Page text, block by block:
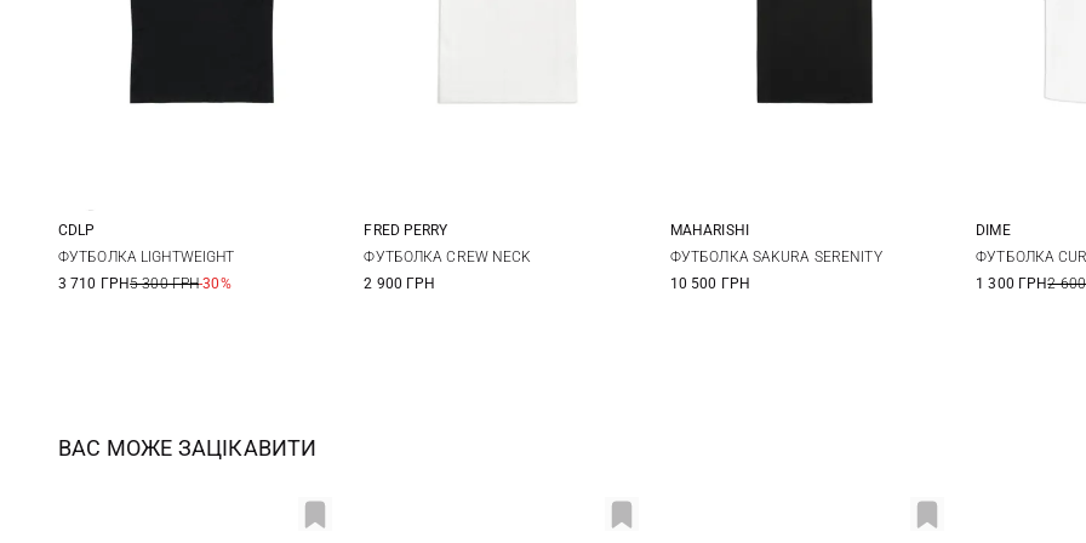
XS S M
CDLP
ФУТБОЛКА LIGHTWEIGHT
3 710 ГРН5 300 ГРН-30%
6 8
FRED PERRY
ФУТБОЛКА CREW NECK
2 900 ГРН
XS S M
MAHARISHI
ФУТБОЛКА SAKURA SERENITY
10 500 ГРН
XS
DIME
ФУТБОЛКА
1 300 ГРН2
ВАС МОЖЕ ЗАЦІКАВИТИ